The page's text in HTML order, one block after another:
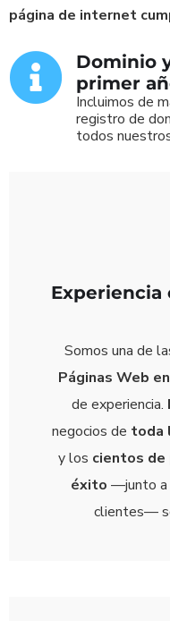
página de internet
Dominio
primer
Incluimos de
registro de
todos
Experiencia
Somos una de
Páginas Web
de experiencia.
negocios de toda
y los cientos de
éxito —junto a
clientes—